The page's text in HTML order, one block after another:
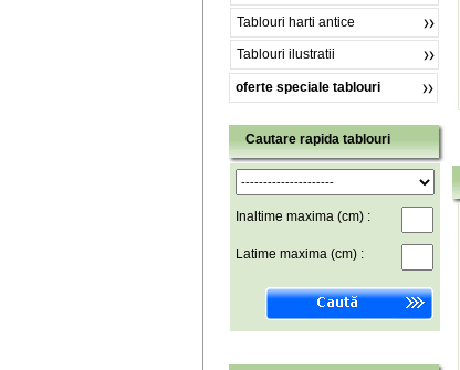
Tablouri harti antice
Tablouri ilustratii
oferte speciale tablouri
Cautare rapida tablouri
Inaltime maxima (cm) :
Latime maxima (cm) :